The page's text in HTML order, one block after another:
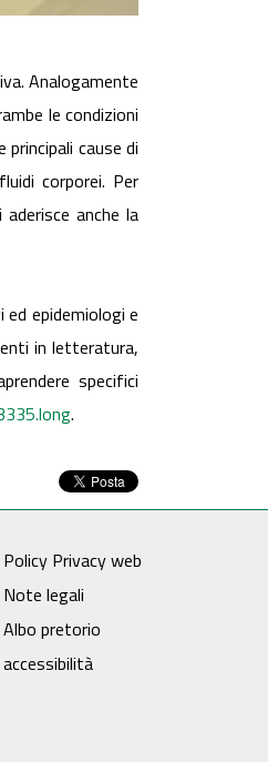
Analogamente
le condizioni
cause di
corporei. Per
anche la
epidemiologi e
in letteratura,
specifici
.
Policy Privacy web
Note legali
Albo pretorio
accessibilità